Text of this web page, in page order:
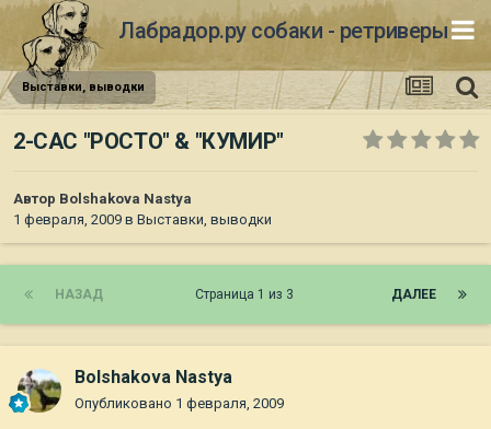
Лабрадор.ру собаки - ретриверы
Выставки, выводки
2-САС "РОСТО" & "КУМИР"
Автор Bolshakova Nastya
1 февраля, 2009 в Выставки, выводки
НАЗАД ДАЛЕЕ
Страница 1 из 3
Bolshakova Nastya
Опубликовано 1 февраля, 2009